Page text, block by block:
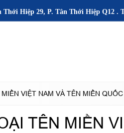
Thới Hiệp 29, P. Tân Thới Hiệp Q12 .
VIỆT NAM VÀ TÊN MIỀN
TÊN MIỀN